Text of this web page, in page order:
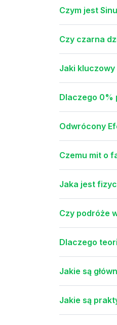
Czym jest
Czy czarna
Jaki
Dlaczego 0%
Odwrócony
Czemu mit o
Jaka jest
Czy podróże
Dlaczego
Jakie są
Jakie są